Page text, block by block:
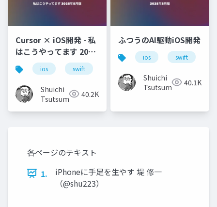
Cursor × iOS開発 - 私
はこうやってます 2025
年5月版ios swift
Shuichi
Tsutsumi
40.2K
ふつうのAI駆動iOS開発
ios swift
Shuichi
Tsutsumi
40.1K
各ページのテキスト
1.
iPhoneに手足を生やす 堤 修一
（@shu223）